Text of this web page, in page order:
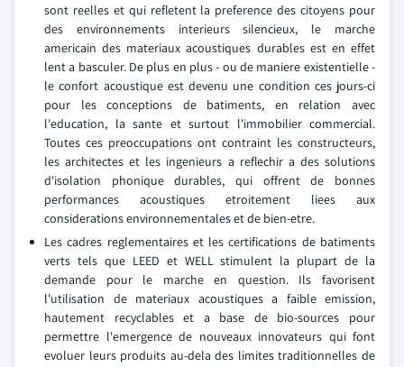
sont reelles et qui refletent la preference des citoyens pour
des environnements interieurs silencieux, le marche
americain des materiaux acoustiques durables est en effet
lent a basculer. De plus en plus - ou de maniere existentielle -
le confort acoustique est devenu une condition ces jours-ci
pour les conceptions de batiments, en relation avec
l'education, la sante et surtout l'immobilier commercial.
Toutes ces preoccupations ont contraint les constructeurs,
les architectes et les ingenieurs a reflechir a des solutions
d'isolation phonique durables, qui offrent de bonnes
performances acoustiques etroitement liees aux
considerations environnementales et de bien-etre.
Les cadres reglementaires et les certifications de batiments
verts tels que LEED et WELL stimulent la plupart de la
demande pour le marche en question. Ils favorisent
l'utilisation de materiaux acoustiques a faible emission,
hautement recyclables et a base de bio-sources pour
permettre l'emergence de nouveaux innovateurs qui font
evoluer leurs produits au-dela des limites traditionnelles de